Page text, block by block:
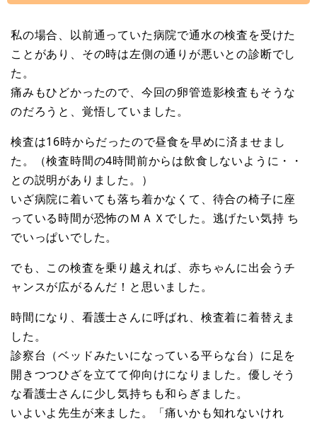
私の場合、以前通っていた病院で通水の検査を受けた
ことがあり、その時は左側の通りが悪いとの診断でし
た。
痛みもひどかったので、今回の卵管造影検査もそうな
のだろうと、覚悟していました。
検査は16時からだったので昼食を早めに済ませまし
た。（検査時間の4時間前からは飲食しないように・・
との説明がありました。）
いざ病院に着いても落ち着かなくて、待合の椅子に座
っている時間が恐怖のＭＡＸでした。逃げたい気持 ち
でいっぱいでした。
でも、この検査を乗り越えれば、赤ちゃんに出会うチ
ャンスが広がるんだ！と思いました。
時間になり、看護士さんに呼ばれ、検査着に着替えま
した。
診察台（ベッドみたいになっている平らな台）に足を
開きつつひざを立てて仰向けになりました。優しそう
な看護士さんに少し気持ちも和らぎました。
いよいよ先生が来ました。「痛いかも知れないけれ